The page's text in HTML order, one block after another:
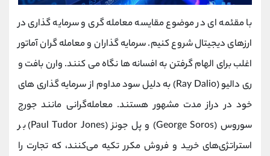
با مقئمه ای در موضوع مقایسه معامله گری و سرمایه گذاری در
ارزهای دیجیتال شروع کنیم. سرمایه گذاران و معامله گران آماتور
اغلب برای الهام گرفتن به افسانه ها نگاه می کنند. وارن بافت و
ری دالیو (Ray Dalio) به دلیل سود مداوم از سرمایه گذاری های
خود در دراز مدت مشهور هستند. معامله‌گرانی مانند جورج
سوروس (George Soros) و پل جونز (Paul Tudor Jones) بر
استراتژی‌های خرید و فروش مکرر تکیه می‌کنند، که تجارت را